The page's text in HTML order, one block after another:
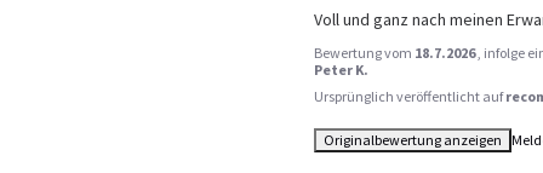
Voll und ganz nach meinen
Bewertung vom 18.7.2026 , infolge
Peter K.
Ursprünglich veröffentlicht auf
Originalbewertung anzeigen